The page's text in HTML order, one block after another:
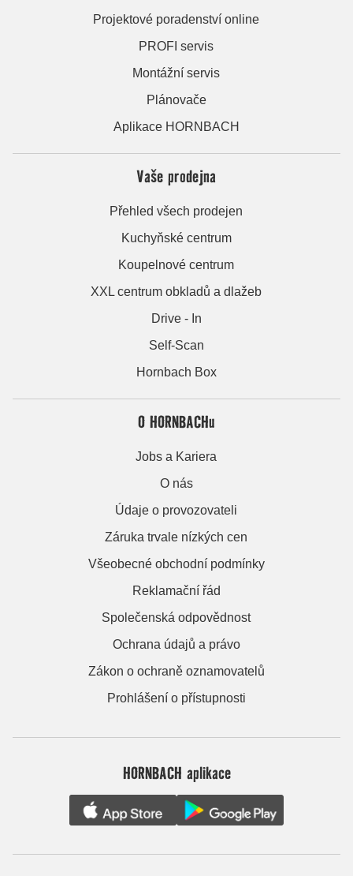
Projektové poradenství online
PROFI servis
Montážní servis
Plánovače
Aplikace HORNBACH
Vaše prodejna
Přehled všech prodejen
Kuchyňské centrum
Koupelnové centrum
XXL centrum obkladů a dlažeb
Drive - In
Self-Scan
Hornbach Box
O HORNBACHu
Jobs a Kariera
O nás
Údaje o provozovateli
Záruka trvale nízkých cen
Všeobecné obchodní podmínky
Reklamační řád
Společenská odpovědnost
Ochrana údajů a právo
Zákon o ochraně oznamovatelů
Prohlášení o přístupnosti
HORNBACH aplikace